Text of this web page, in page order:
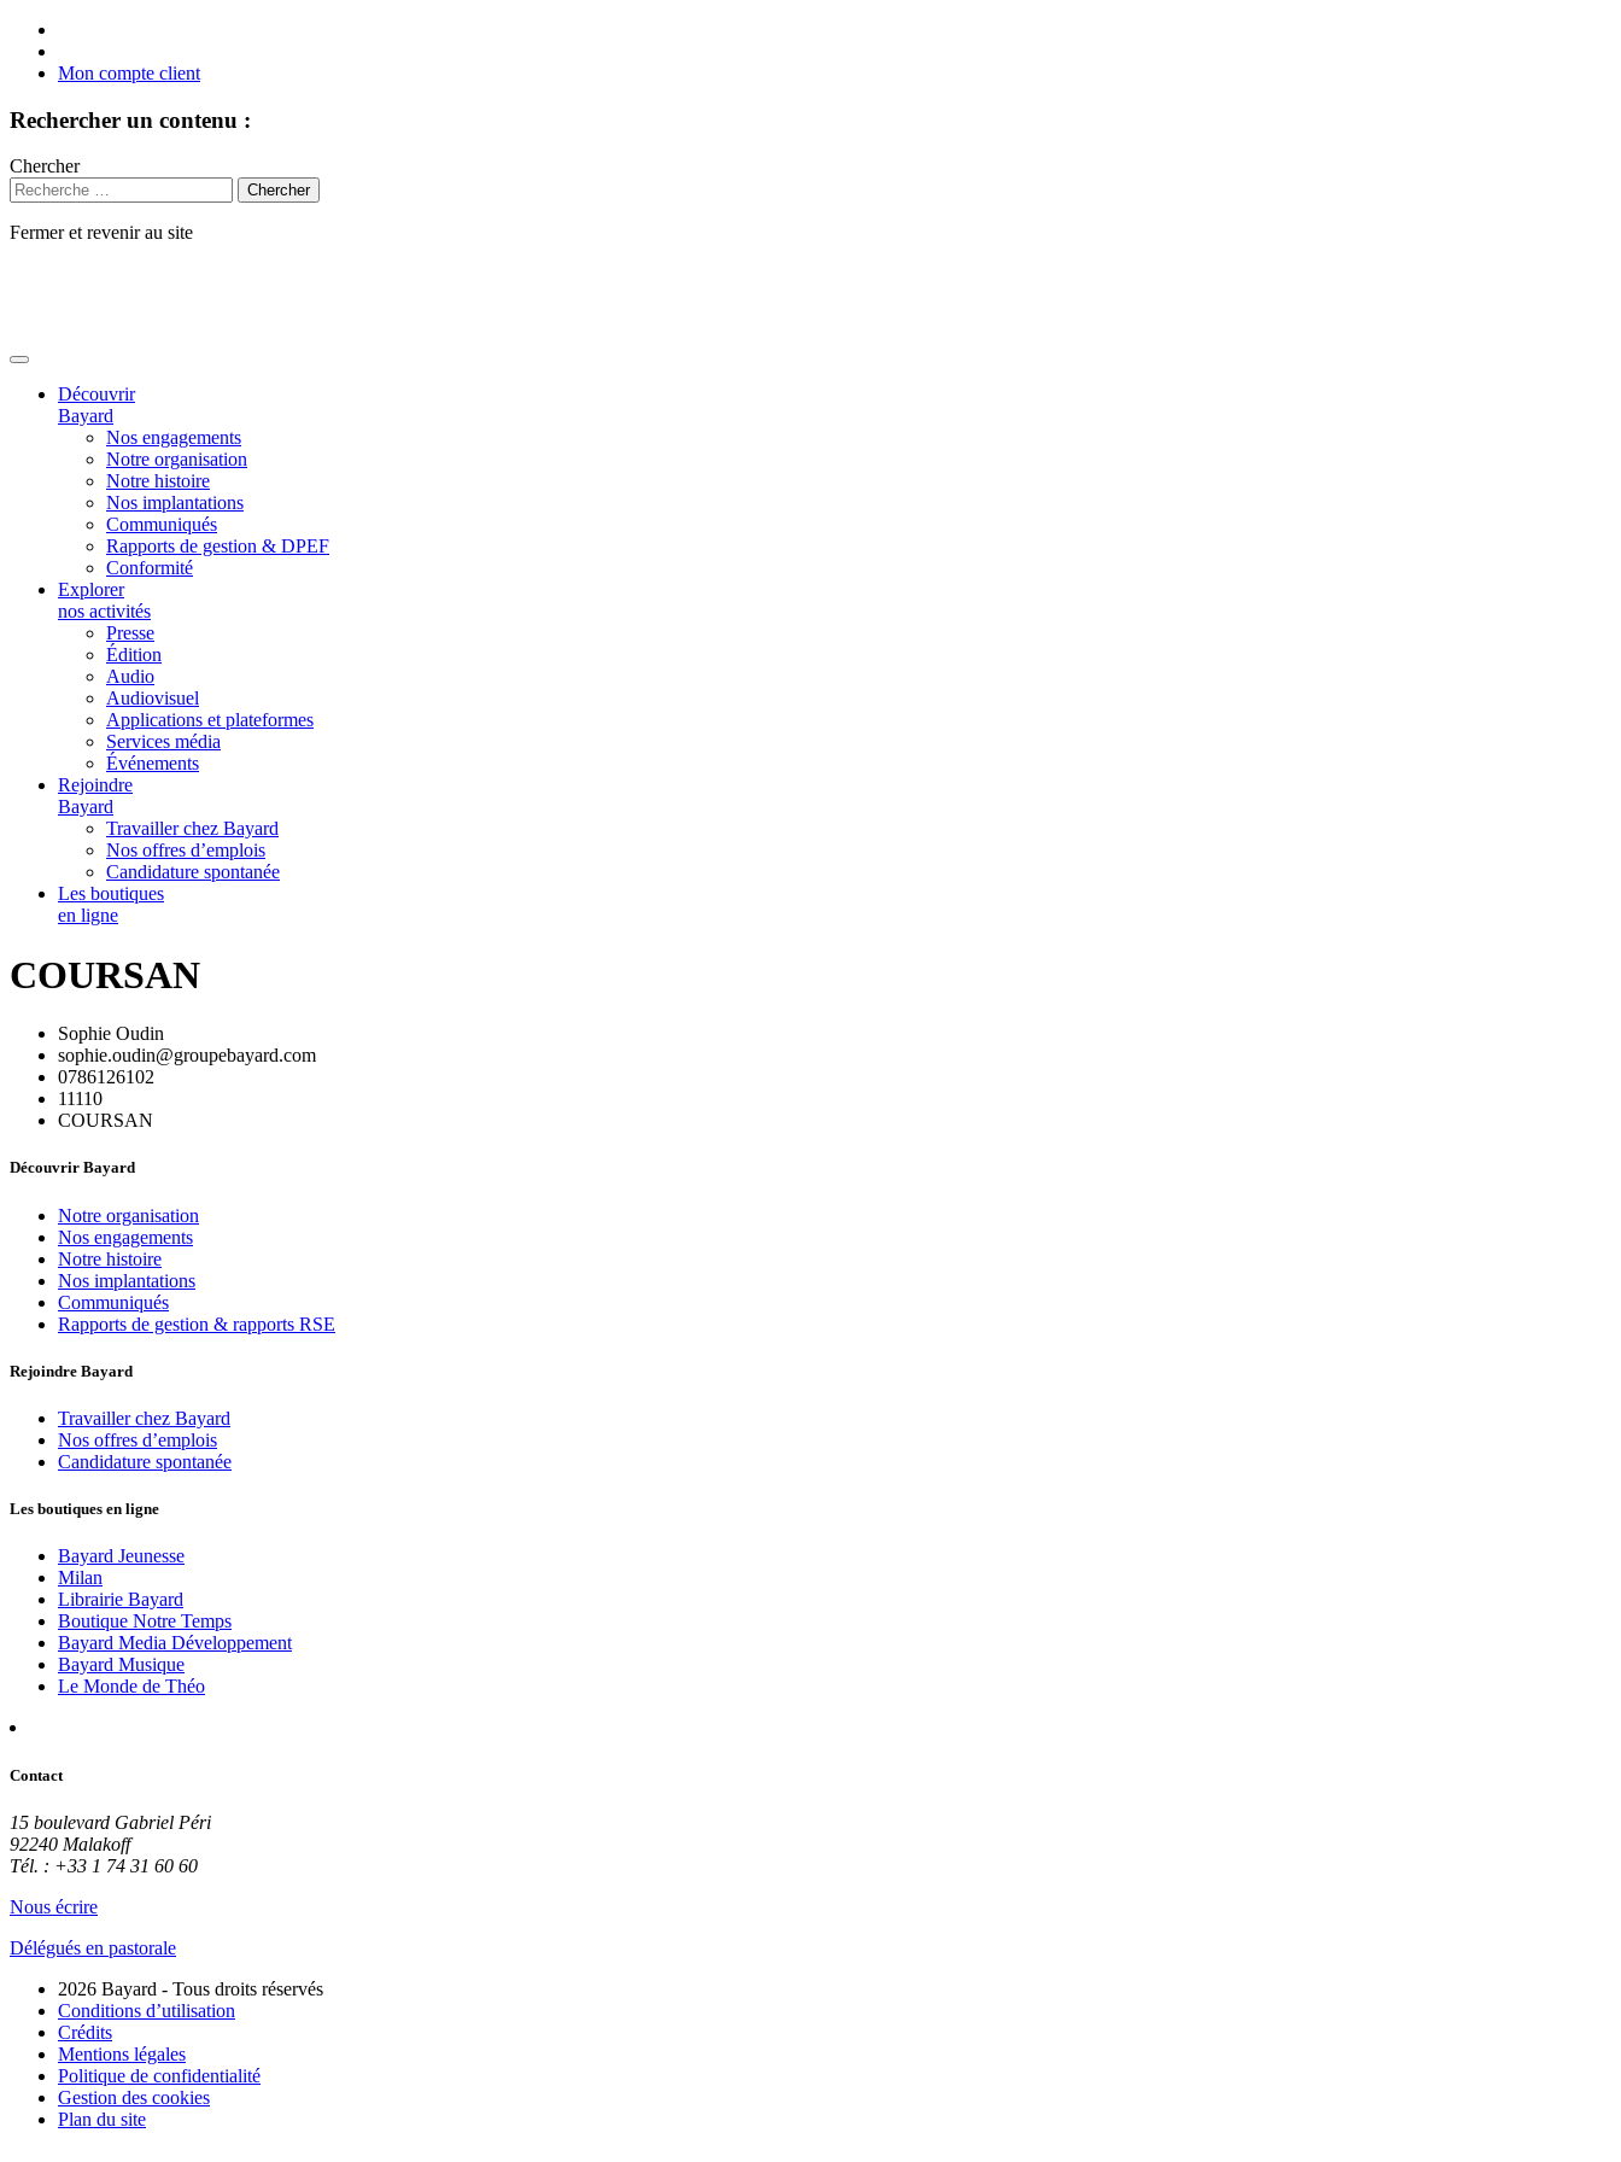
Mon compte client
Rechercher un contenu :
Chercher
Fermer et revenir au site
Découvrir
Bayard
Nos engagements
Notre organisation
Notre histoire
Nos implantations
Communiqués
Rapports de gestion & DPEF
Conformité
Explorer
nos activités
Presse
Édition
Audio
Audiovisuel
Applications et plateformes
Services média
Événements
Rejoindre
Bayard
Travailler chez Bayard
Nos offres d’emplois
Candidature spontanée
Les boutiques
en ligne
COURSAN
Sophie Oudin
sophie.oudin@groupebayard.com
0786126102
11110
COURSAN
Découvrir Bayard
Notre organisation
Nos engagements
Notre histoire
Nos implantations
Communiqués
Rapports de gestion & rapports RSE
Rejoindre Bayard
Travailler chez Bayard
Nos offres d’emplois
Candidature spontanée
Les boutiques en ligne
Bayard Jeunesse
Milan
Librairie Bayard
Boutique Notre Temps
Bayard Media Développement
Bayard Musique
Le Monde de Théo
Contact
15 boulevard Gabriel Péri
92240 Malakoff
Tél. : +33 1 74 31 60 60
Nous écrire
Délégués en pastorale
2026 Bayard - Tous droits réservés
Conditions d’utilisation
Crédits
Mentions légales
Politique de confidentialité
Gestion des cookies
Plan du site